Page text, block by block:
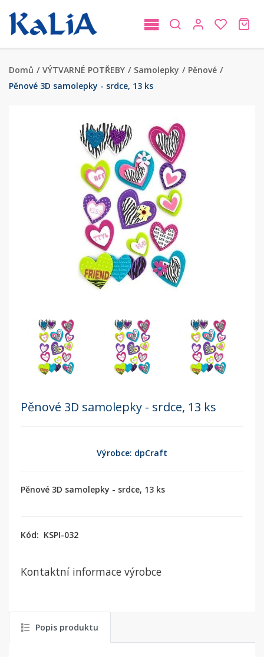
Domů / VÝTVARNÉ POTŘEBY / Samolepky / Pěnové /
Pěnové 3D samolepky - srdce, 13 ks
Pěnové 3D samolepky - srdce, 13 ks
Výrobce: dpCraft
Pěnové 3D samolepky - srdce, 13 ks
Kód: KSPI-032
Kontaktní informace výrobce
Popis produktu